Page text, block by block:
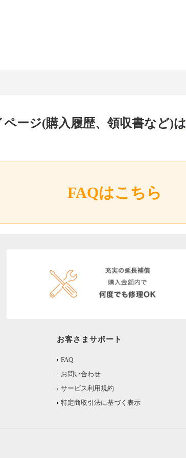
ページ(購入履歴、領収書など)は
FAQはこちら
お客さまサポート
FAQ
お問い合わせ
サービス利用規約
特定商取引法に基づく表示